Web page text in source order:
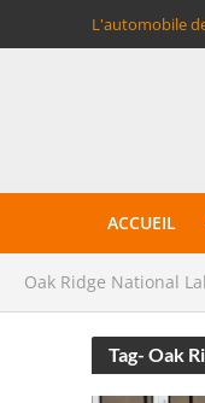
L'automobile
ACCUEIL
Oak Ridge National
Tag- Oak